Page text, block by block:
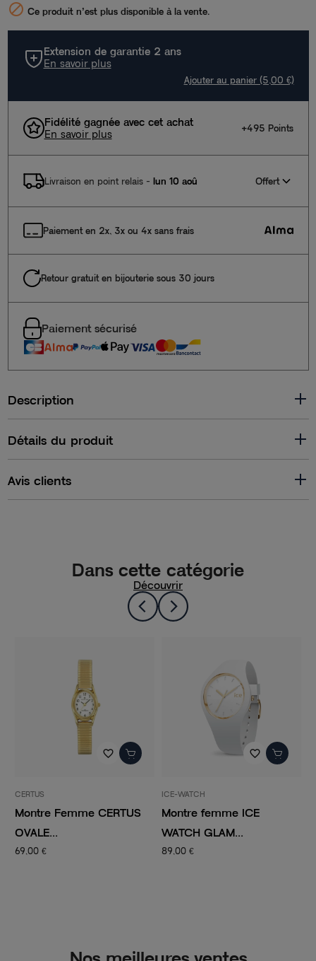
 Ce produit n’est plus disponible à la vente.
Extension de garantie 2 ans
En savoir plus
Ajouter au panier (5,00 €)
Fidélité gagnée avec cet achat
En savoir plus
+495 Points
Livraison en point relais- lun 10 aoû Offert
Paiement en 2x, 3x ou 4x sans frais
Retour gratuit en bijouterie sous 30 jours
Paiement sécurisé
Description
Détails du produit
Avis clients
Dans cette catégorie
Découvrir
favorite_border
CERTUS
Montre Femme CERTUS
OVALE...
69,00 €
favorite_border
ICE-WATCH
Montre femme ICE
WATCH GLAM...
89,00 €